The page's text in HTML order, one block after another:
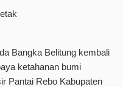
Bangka Belitung kembali
ketahanan bumi
Pantai Rebo Kabupaten